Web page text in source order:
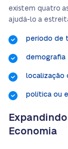
existem quatro
ajudá-lo a
período de
demografia
localização
política ou
Economia